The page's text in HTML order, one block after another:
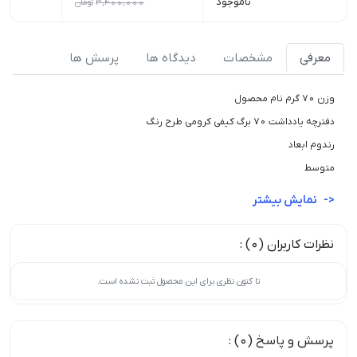
معرفی مشخصات دیدگاه ها پرسش ها
وزن 70 گرم نام محصول
دفترچه یادداشت 70 برگ کیفی کرومی طرح رنگ
رندوم ابعاد
متوسط
نظرات کاربران (0) :
تا کنون نظری برای این محصول ثبت نشده است.
پرسش و پاسخ (0) :